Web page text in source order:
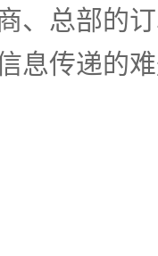
、总部的
息传递的